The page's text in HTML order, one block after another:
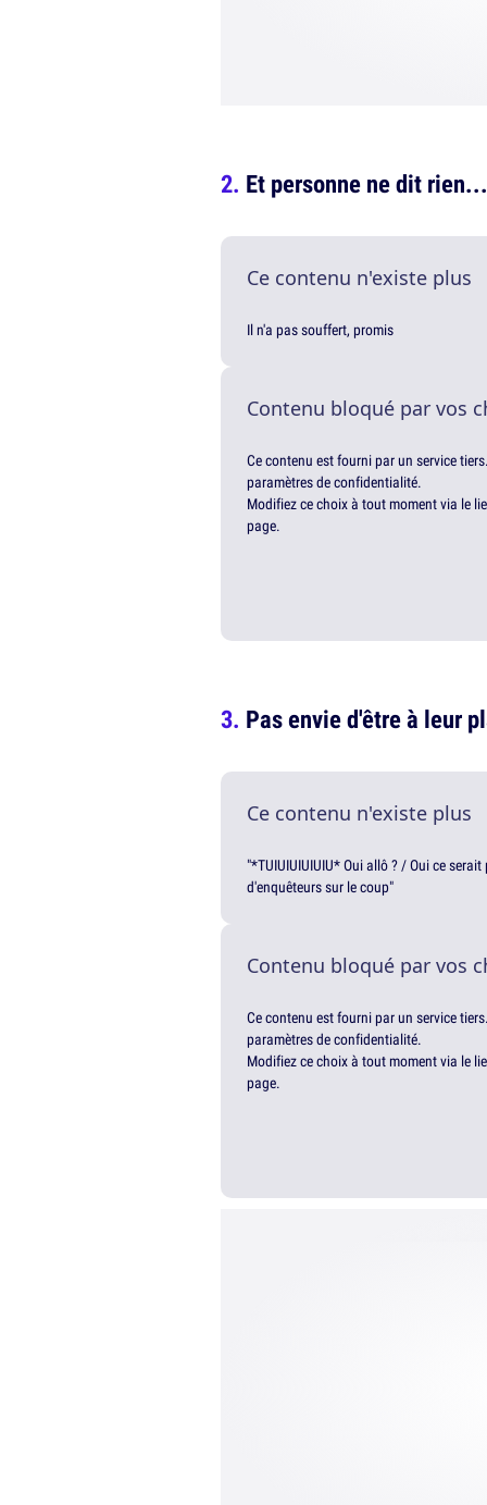
Et personne ne dit rien...
Ce contenu n'existe plus
Il n'a pas souffert, promis
Contenu bloqué par vos
Ce contenu est fourni par un service
paramètres de confidentialité.
Modifiez ce choix à tout moment via le
page.
Pas envie d'être à leur
Ce contenu n'existe plus
"*TUIUIUIUIUIU* Oui allô ? / Oui ce
d'enquêteurs sur le coup"
Contenu bloqué par vos
Ce contenu est fourni par un service
paramètres de confidentialité.
Modifiez ce choix à tout moment via le
page.